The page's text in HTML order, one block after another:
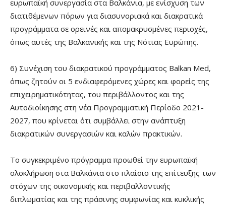
ευρωπαϊκή συνεργασία στα Βαλκάνια, με ενίσχυση των
διατιθέμενων πόρων για διασυνοριακά και διακρατικά
προγράμματα σε ορεινές και απομακρυσμένες περιοχές,
όπως αυτές της Βαλκανικής και της Νότιας Ευρώπης.
6) Συνέχιση του διακρατικού προγράμματος Balkan Med,
όπως ζητούν οι 5 ενδιαφερόμενες χώρες και φορείς της
επιχειρηματικότητας, του περιβάλλοντος και της
Αυτοδιοίκησης στη νέα Προγραμματική Περίοδο 2021-
2027, που κρίνεται ότι συμβάλλει στην ανάπτυξη
διακρατικών συνεργασιών και καλών πρακτικών.
Το συγκεκριμένο πρόγραμμα προωθεί την ευρωπαϊκή
ολοκλήρωση στα Βαλκάνια στο πλαίσιο της επίτευξης των
στόχων της οικονομικής και περιβαλλοντικής
διπλωματίας και της πράσινης συμφωνίας και κυκλικής